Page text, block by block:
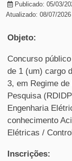
Publicado: 05/03/
Atualizado: 08/07/2026
Objeto:
Concurso
de 1 (um) cargo
3, em Regime
Pesquisa
Engenharia
conhecimento
Elétricas /
Inscrições: